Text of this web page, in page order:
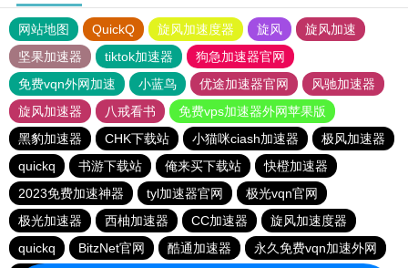
网站地图 QuickQ 旋风加速度器 旋风
旋风加速
坚果加速器
tiktok加速器
狗急加速器官网
免费vqn外网加速
小蓝鸟 优途加速器官网
风驰加速器
旋风加速器
八戒看书
免费vps加速器外网苹果版
黑豹加速器
CHK下载站 小猫咪ciash加速器
极风加速器
quickq
书游下载站 俺来买下载站
快橙加速器
2023免费加速神器
tyl加速器官网
极光vqn官网
极光加速器
西柚加速器 CC加速器
旋风加速度器
quickq
BitzNet官网 酷通加速器 永久免费vqn加速外网